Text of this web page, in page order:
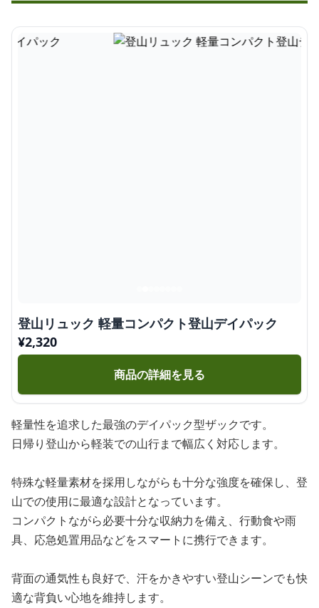
登山リュック 軽量コンパクト登山デイパック
¥2,320
商品の詳細を見る
軽量性を追求した最強のデイパック型ザックです。
日帰り登山から軽装での山行まで幅広く対応します。
特殊な軽量素材を採用しながらも十分な強度を確保し、登
山での使用に最適な設計となっています。
コンパクトながら必要十分な収納力を備え、行動食や雨
具、応急処置用品などをスマートに携行できます。
背面の通気性も良好で、汗をかきやすい登山シーンでも快
適な背負い心地を維持します。